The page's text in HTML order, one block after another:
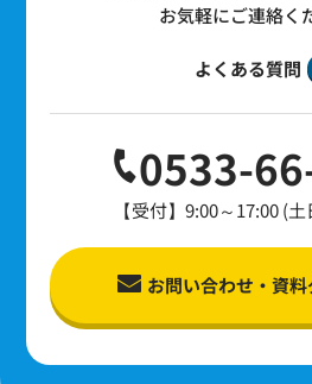
お気軽にご連絡く
よくある質問
0533-
【受付】9:00～17:00 (
お問い合わせ・資